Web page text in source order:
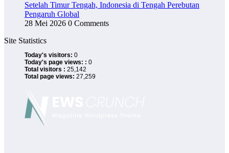
Setelah Timur Tengah, Indonesia di Tengah Perebutan
Pengaruh Global
28 Mei 2026 0 Comments
Site Statistics
Today's visitors: 0
Today's page views: : 0
Total visitors : 25,142
Total page views: 27,259